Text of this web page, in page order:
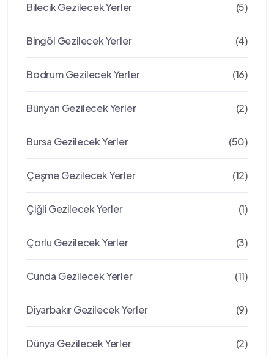
Bilecik Gezilecek Yerler (5)
Bingöl Gezilecek Yerler (4)
Bodrum Gezilecek Yerler (16)
Bünyan Gezilecek Yerler (2)
Bursa Gezilecek Yerler (50)
Çeşme Gezilecek Yerler (12)
Çiğli Gezilecek Yerler (1)
Çorlu Gezilecek Yerler (3)
Cunda Gezilecek Yerler (11)
Diyarbakır Gezilecek Yerler (9)
Dünya Gezilecek Yerler (2)